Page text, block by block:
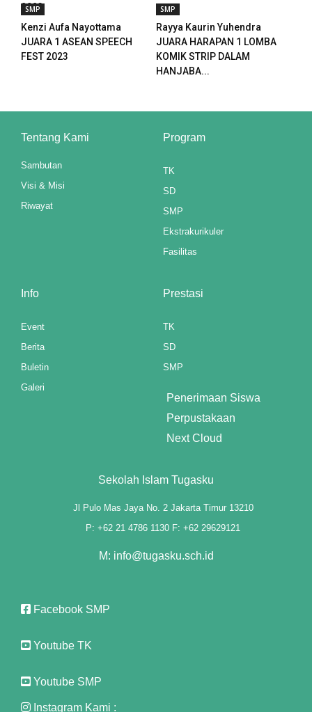
panel
panel
panel
panel
panel
panel
2023
SMP
Kenzi Aufa Nayottama
JUARA 1 ASEAN SPEECH
FEST 2023
SMP
Rayya Kaurin Yuhendra
JUARA HARAPAN 1 LOMBA
KOMIK STRIP DALAM
HANJABA...
Tentang Kami
Sambutan
Visi & Misi
Riwayat
Program
TK
SD
SMP
Ekstrakurikuler
Fasilitas
Info
Event
Berita
Buletin
Galeri
Prestasi
TK
SD
SMP
Penerimaan Siswa
Perpustakaan
Next Cloud
Sekolah Islam Tugasku
Jl Pulo Mas Jaya No. 2 Jakarta Timur 13210
P: +62 21 4786 1130 F: +62 29629121
M: info@tugasku.sch.id
Facebook SMP
Youtube TK
Youtube SMP
Instagram Kami :